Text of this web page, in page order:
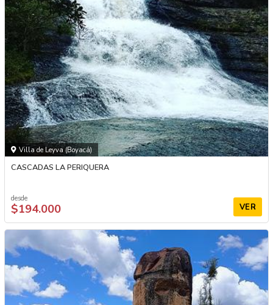
Villa de Leyva (Boyacá)
CASCADAS LA PERIQUERA
desde
$194.000 VER